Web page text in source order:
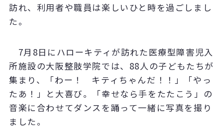
訪れ、利用者や職員は楽しいひと時を過ごしまし
た。
7月8日にハローキティが訪れた医療型障害児入
所施設の大阪整肢学院では、88人の子どもたちが
集まり、「わー！ キティちゃんだ！！」「やっ
たあ！」と大喜び。「幸せなら手をたたこう」の
音楽に合わせてダンスを踊って一緒に写真を撮り
ました。